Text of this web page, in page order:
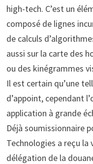
high-tech. C’est un
composé de lignes
de calculs
aussi sur la carte des
ou des kinégrammes
Il est certain qu’une
d’appoint, cependant
application à grande
Déjà soumissionnaire
Technologies a reçu la
délégation de la